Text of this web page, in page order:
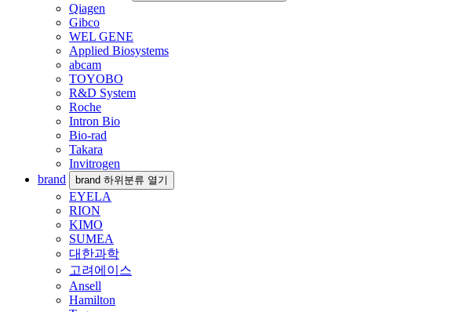
Qiagen
Gibco
WEL GENE
Applied Biosystems
abcam
TOYOBO
R&D System
Roche
Intron Bio
Bio-rad
Takara
Invitrogen
brand
brand 하위분류 열기
EYELA
RION
KIMO
SUMEA
대한과학
고려에이스
Ansell
Hamilton